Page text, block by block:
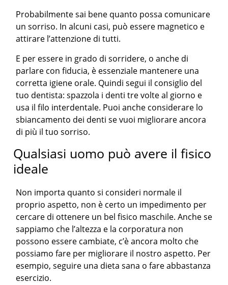
Probabilmente sai bene quanto possa comunicare
un sorriso. In alcuni casi, può essere magnetico e
attirare l’attenzione di tutti.
E per essere in grado di sorridere, o anche di
parlare con fiducia, è essenziale mantenere una
corretta igiene orale. Quindi segui il consiglio del
tuo dentista: spazzola i denti tre volte al giorno e
usa il filo interdentale. Puoi anche considerare lo
sbiancamento dei denti se vuoi migliorare ancora
di più il tuo sorriso.
Qualsiasi uomo può avere il fisico
ideale
Non importa quanto si consideri normale il
proprio aspetto, non è certo un impedimento per
cercare di ottenere un bel fisico maschile. Anche se
sappiamo che l’altezza e la corporatura non
possono essere cambiate, c’è ancora molto che
possiamo fare per migliorare il nostro aspetto. Per
esempio, seguire una dieta sana o fare abbastanza
esercizio.